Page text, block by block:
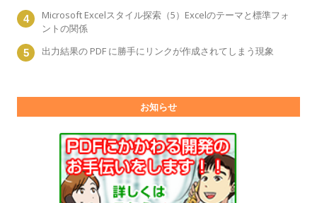
Microsoft Excelスタイル探索（5）Excelのテーマと標準フォ
ントの関係
出力結果の PDF に勝手にリンクが作成されてしまう現象
お知らせ